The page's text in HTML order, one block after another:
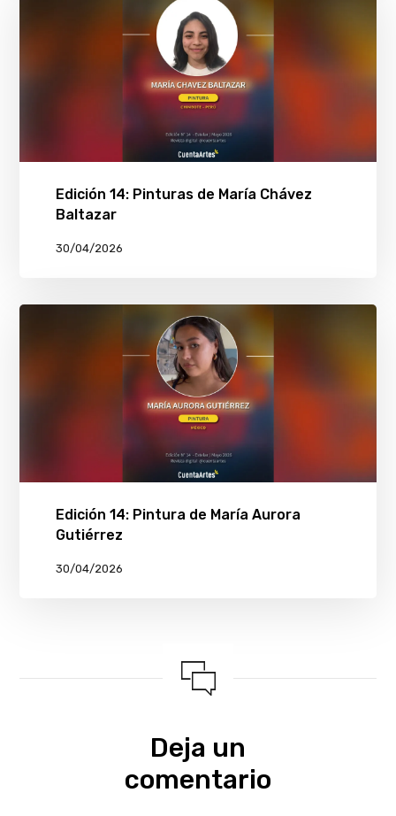
Edición 14: Pinturas de María Chávez
Baltazar
30/04/2026
Edición 14: Pintura de María Aurora
Gutiérrez
30/04/2026
Deja un
comentario